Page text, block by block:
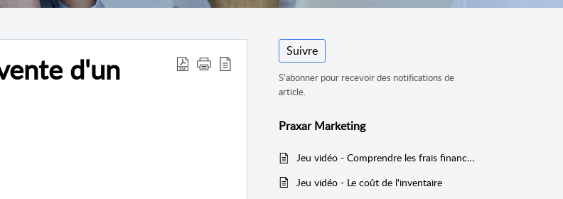
d'un
Suivre
S’abonner pour recevoir des notifications de
article.
Praxar Marketing
Jeu vidéo - Comprendre les frais financiers dans votre état des résultats
Jeu vidéo - Le coût de l'inventaire